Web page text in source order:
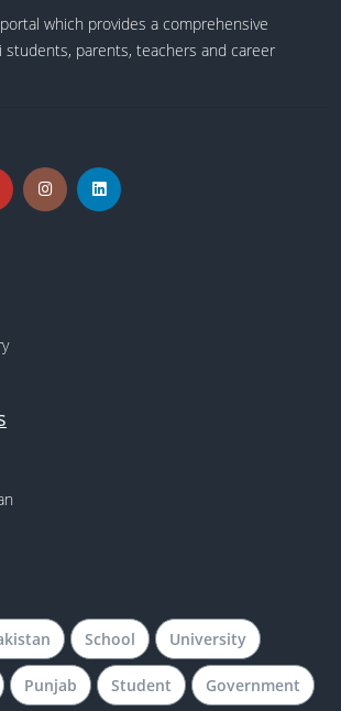
which provides a comprehensive
students, parents, teachers and career
School University
Punjab Student Government